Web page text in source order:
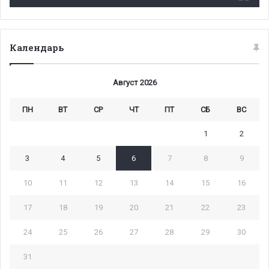
Календарь
Август 2026
ПН ВТ СР ЧТ ПТ СБ ВС
1 2
3 4 5 6 7 8 9
10 11 12 13 14 15 16
17 18 19 20 21 22 23
24 25 26 27 28 29 30
31